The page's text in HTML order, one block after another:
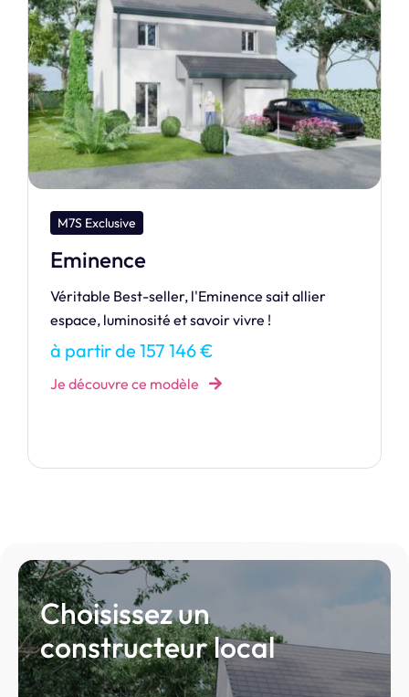
M7S Dream
Raiatea 100
RAIATEA vous accueille au sein de sa maison
confortable avec au choix trois dimensions
différentes qui adapteront l’espace suivant vos
Choisissez un
constructeur local